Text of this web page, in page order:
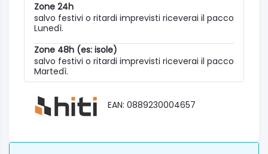
Zone 24h
salvo festivi o ritardi imprevisti riceverai il pacco
Lunedì.
Zone 48h (es: isole)
salvo festivi o ritardi imprevisti riceverai il pacco
Martedì.
EAN: 0889230004657